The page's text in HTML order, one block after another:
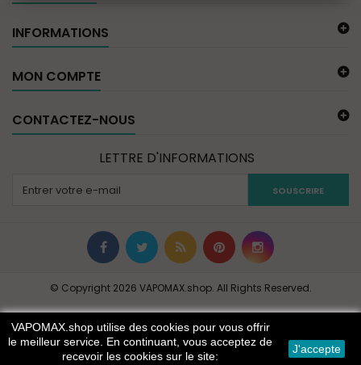
INFORMATIONS
© Copyright 2026 VAPOMAX.shop. All Rights Reserved.
MON COMPTE
CONTACTEZ-NOUS
LETTRE D'INFORMATIONS
SOUSCRIRE
VAPOMAX.shop utilise des cookies pour vous offrir
le meilleur service. En continuant, vous acceptez de
recevoir les cookies sur le site:
J'accepte